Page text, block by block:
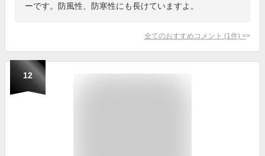
ーです。防風性、防寒性にも長けていますよ。
全てのおすすめコメント (1 件) >
12